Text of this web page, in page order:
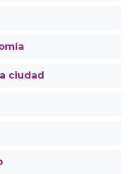
ciudad